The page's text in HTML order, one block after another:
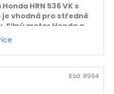
HRN 536 VK s
vhodná pro středně
Silný motor Honda a
kvalitní výsledek.
a zprovozníme.
odběru.
Kód: 8994